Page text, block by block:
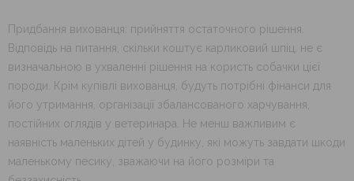
Придбання вихованця: прийняття остаточного рішення.
Відповідь на питання, скільки коштує карликовий шпіц, не є
визначальною в ухваленні рішення на користь собачки цієї
породи. Крім купівлі вихованця, будуть потрібні фінанси для
його утримання, організації збалансованого харчування,
постійних оглядів у ветеринара. Не менш важливим є
наявність маленьких дітей у будинку, які можуть завдати шкоди
маленькому песику, зважаючи на його розміри та